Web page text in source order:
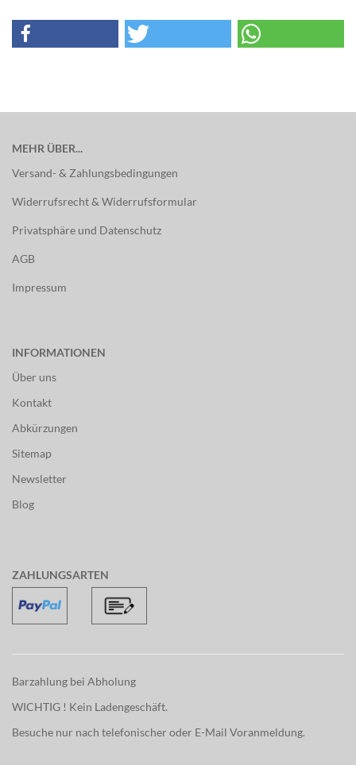
MEHR ÜBER...
Versand- & Zahlungsbedingungen
Widerrufsrecht & Widerrufsformular
Privatsphäre und Datenschutz
AGB
Impressum
INFORMATIONEN
Über uns
Kontakt
Abkürzungen
Sitemap
Newsletter
Blog
ZAHLUNGSARTEN
Barzahlung bei Abholung
WICHTIG ! Kein Ladengeschäft.
Besuche nur nach telefonischer oder E-Mail Voranmeldung.